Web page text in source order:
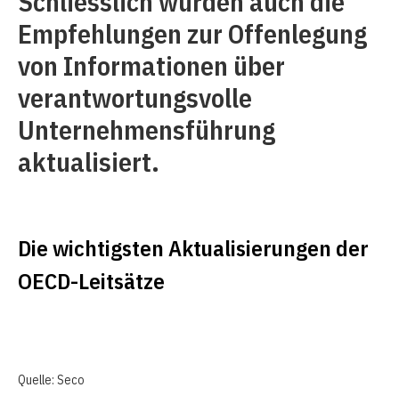
Empfehlungen zur Offenlegung
von Informationen über
verantwortungsvolle
Unternehmensführung
aktualisiert.
Die wichtigsten Aktualisierungen der
OECD-Leitsätze
Quelle: Seco